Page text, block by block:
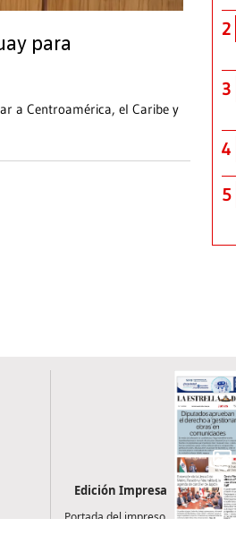
para
a Centroamérica, el Caribe y
2
3
4
5
Edición Impresa
Portada del impreso